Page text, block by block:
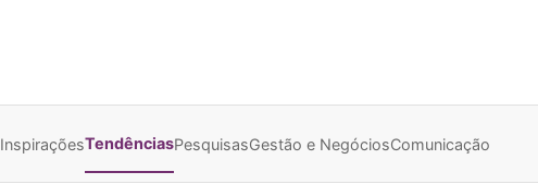
InspiraçõesTendênciasPesquisasGestão e NegóciosComunicação